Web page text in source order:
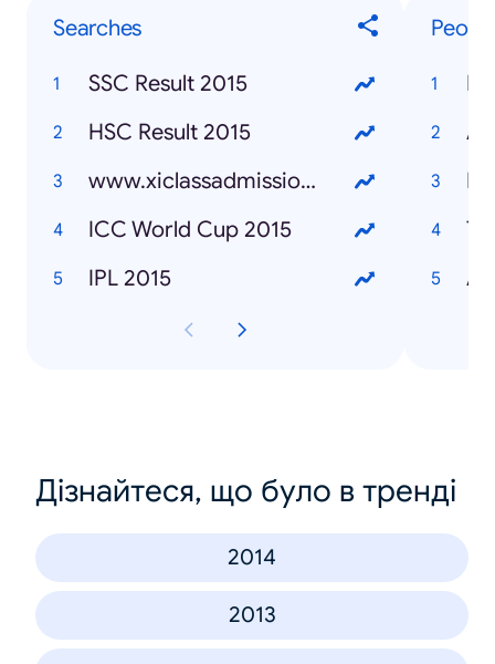
Searches
SSC Result 2015
HSC Result 2015
www.xiclassadmission.gov.bd
ICC World Cup 2015
IPL 2015
Дізнайтеся, що було в тренді
2014
2013